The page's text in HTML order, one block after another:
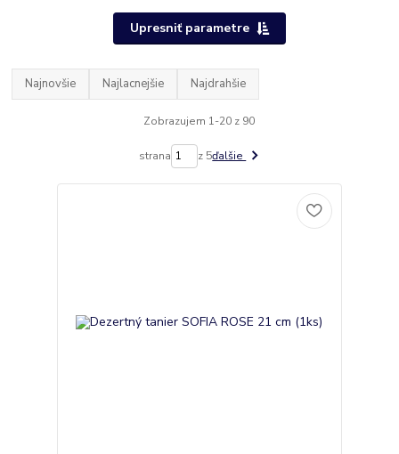
Upresniť parametre
Najnovšie Najlacnejšie Najdrahšie
Zobrazujem 1-20 z 90
strana z 5ďalšie